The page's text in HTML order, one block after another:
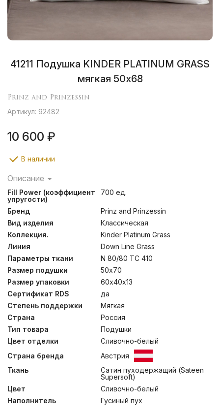
41211 Подушка KINDER PLATINUM GRASS
мягкая 50х68
Prinz and Prinzessin
Артикул: 92482
10 600 ₽
В наличии
Описание
В коллекции одеял и подушек Kinder Platinum Grass
сочетаются сливочный пуходержащий сатин и
натуральный гусиный пух категории «Экстра».
Плотная, но легкая и воздушная ткань отлично
“дышит” и впитывает влагу. Одеяла обладают высокой
степенью теплоизоляции и гигроскопичности, а мягкие
подушки нежно поддерживают голову в правильном
анатомическом положении во время сна.
Рекомендована стирка при температуре до 30°С.
Fill Power (коэффициент
упругости)
700 ед.
Бренд
Prinz and Prinzessin
Вид изделия
Классическая
Коллекция.
Kinder Platinum Grass
Линия
Down Line Grass
Параметры ткани
N 80/80 TC 410
Размер подушки
50х70
Размер упаковки
60х40х13
Сертификат RDS
да
Степень поддержки
Мягкая
Страна
Россия
Тип товара
Подушки
Цвет отделки
Сливочно-белый
Страна бренда
Австрия
Ткань
Сатин пуходержащий (Sateen
Supersoft)
Цвет
Сливочно-белый
Наполнитель
Гусиный пух